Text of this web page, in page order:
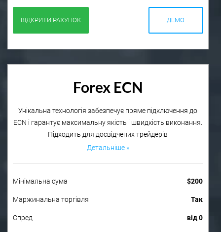
ВІДКРИТИ РАХУНОК ДЕМО
Forex ECN
Унікальна технологія забезпечує пряме підключення до
ECN і гарантує максимальну якість і швидкість виконання.
Підходить для досвідчених трейдерів
Детальніше »
Мінімальна сума $200
Маржинальна торгівля Так
Спред від 0